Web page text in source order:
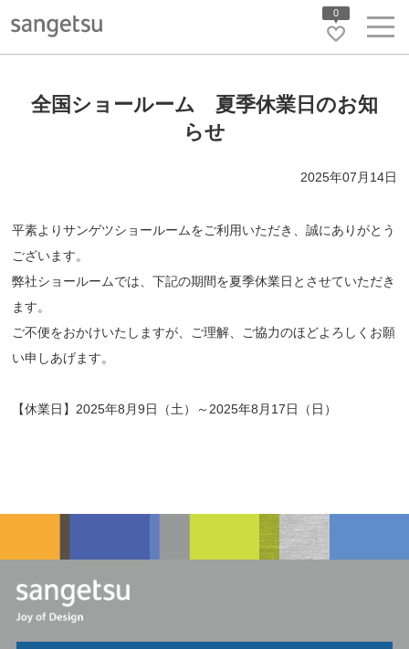
0
全国ショールーム 夏季休業日のお知
らせ
2025年07月14日
平素よりサンゲツショールームをご利用いただき、誠にありがとう
ございます。
弊社ショールームでは、下記の期間を夏季休業日とさせていただき
ます。
ご不便をおかけいたしますが、ご理解、ご協力のほどよろしくお願
い申しあげます。
【休業日】2025年8月9日（土）～2025年8月17日（日）